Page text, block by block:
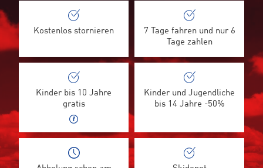
Kostenlos stornieren
7 Tage fahren und nur 6
Tage zahlen
Kinder bis 10 Jahre
gratis
Kinder und Jugendliche
bis 14 Jahre -50%